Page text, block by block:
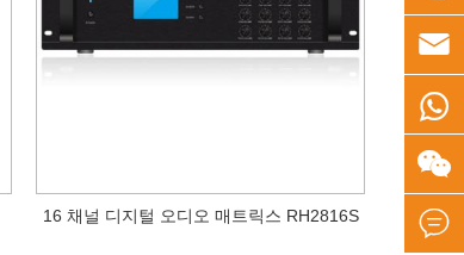
16 채널 디지털 오디오 매트릭스 RH2816S



